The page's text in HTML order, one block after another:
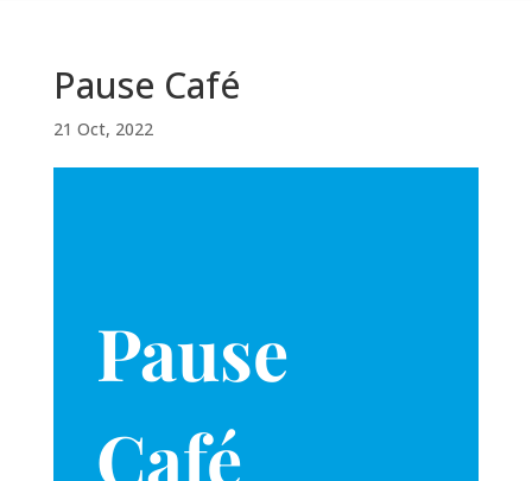
Pause Café
21 Oct, 2022
Pause
Café